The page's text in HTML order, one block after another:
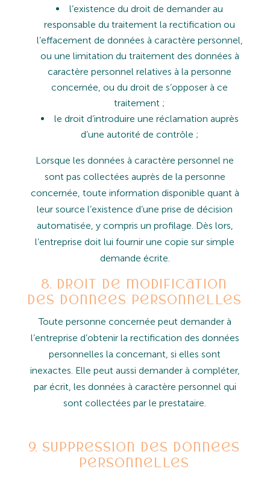
l’existence du droit de demander au
responsable du traitement la rectification ou
l’effacement de données à caractère personnel,
ou une limitation du traitement des données à
caractère personnel relatives à la personne
concernée, ou du droit de s’opposer à ce
traitement ;
le droit d’introduire une réclamation auprès
d’une autorité de contrôle ;
Lorsque les données à caractère personnel ne
sont pas collectées auprès de la personne
concernée, toute information disponible quant à
leur source l’existence d’une prise de décision
automatisée, y compris un profilage. Dès lors,
l’entreprise doit lui fournir une copie sur simple
demande écrite.
8. Droit de modification
des données personnelles
Toute personne concernée peut demander à
l’entreprise d’obtenir la rectification des données
personnelles la concernant, si elles sont
inexactes. Elle peut aussi demander à compléter,
par écrit, les données à caractère personnel qui
sont collectées par le prestataire.
9. Suppression des données
personnelles